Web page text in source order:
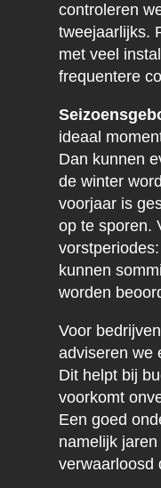
controleren
tweejaarlijks.
met veel
frequentere
ideaal
Dan kunnen
de winter
voorjaar is
op te sporen.
kunnen
worden
Voor
adviseren we
Dit helpt bij
voorkomt
Een goed
namelijk
verwaarloosd